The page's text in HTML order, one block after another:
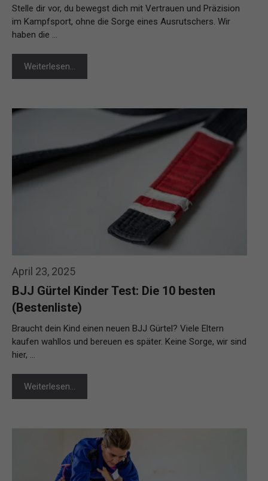
Stelle dir vor, du bewegst dich mit Vertrauen und Präzision
im Kampfsport, ohne die Sorge eines Ausrutschers. Wir
haben die …
Weiterlesen…
April 23, 2025
BJJ Gürtel Kinder Test: Die 10 besten
(Bestenliste)
Braucht dein Kind einen neuen BJJ Gürtel? Viele Eltern
kaufen wahllos und bereuen es später. Keine Sorge, wir sind
hier, …
Weiterlesen…